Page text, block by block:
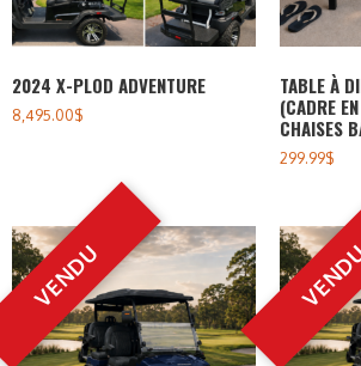
2024 X-PLOD ADVENTURE
8,495.00$
TABLE À
(CADRE
CHAISES
299.99$